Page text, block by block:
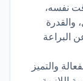
نفسه،
والقدرة
البراعة
والتميز